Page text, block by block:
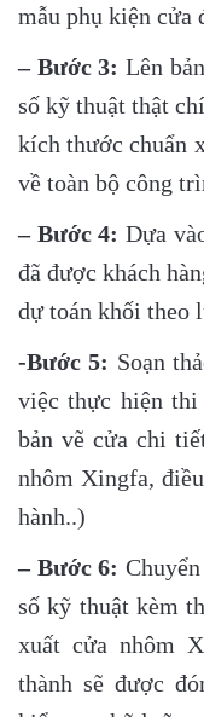
mẫu phụ kiện cửa
– Bước 3: Lên
số kỹ thuật thật
kích thước chuẩn
về toàn bộ công
– Bước 4: Dựa
đã được khách
dự toán khối theo
-Bước 5: Soạn
việc thực hiện thi
bản vẽ cửa chi
nhôm Xingfa,
hành..)
– Bước 6:
số kỹ thuật kèm
xuất cửa nhôm
thành sẽ được